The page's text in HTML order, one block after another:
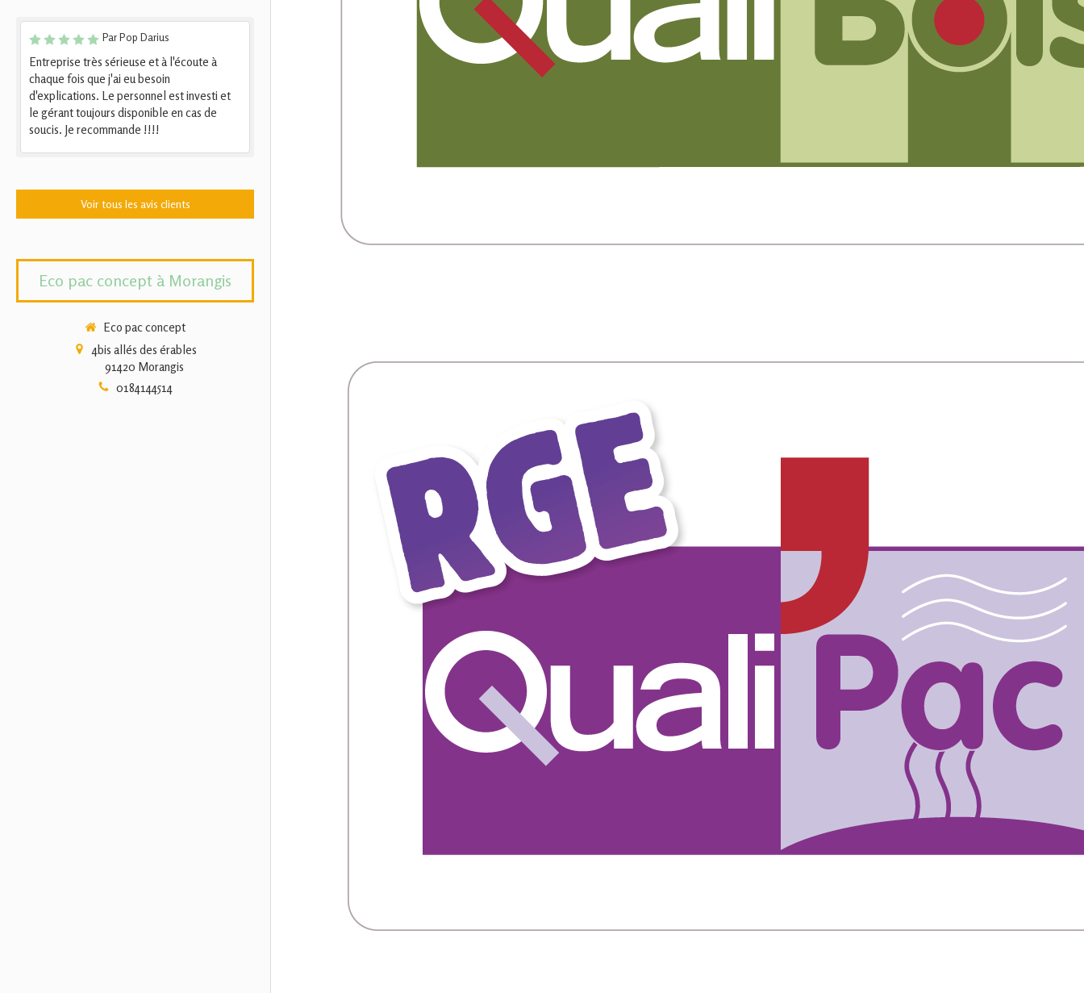
Par Pop Darius
Entreprise très sérieuse et à l'écoute à
chaque fois que j'ai eu besoin
d'explications. Le personnel est investi et
le gérant toujours disponible en cas de
soucis. Je recommande !!!!
Voir tous les avis clients
Eco pac concept à Morangis
Eco pac concept
4bis allés des érables
91420 Morangis
0184144514